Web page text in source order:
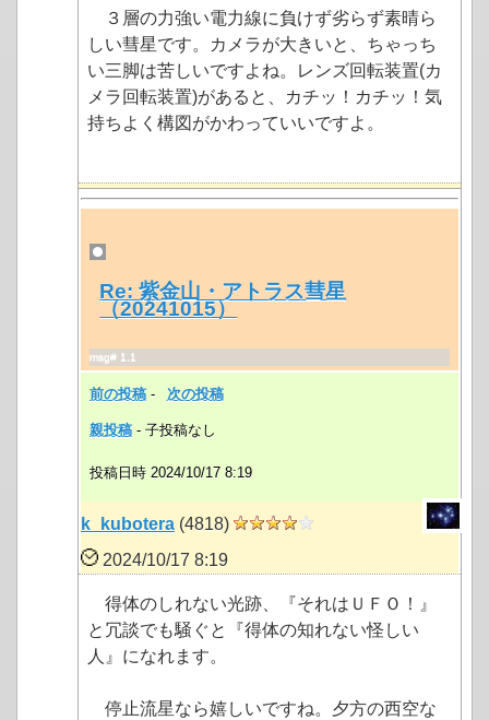
３層の力強い電力線に負けず劣らず素晴ら
しい彗星です。カメラが大きいと、ちゃっち
い三脚は苦しいですよね。レンズ回転装置(カ
メラ回転装置)があると、カチッ！カチッ！気
持ちよく構図がかわっていいですよ。
Re: 紫金山・アトラス彗星
（20241015）
msg# 1.1
前の投稿 - 次の投稿
親投稿 - 子投稿なし
投稿日時 2024/10/17 8:19
k_kubotera (4818)
2024/10/17 8:19
得体のしれない光跡、『それはＵＦＯ！』
と冗談でも騒ぐと『得体の知れない怪しい
人』になれます。
停止流星なら嬉しいですね。夕方の西空な